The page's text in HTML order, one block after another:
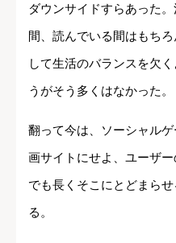
ダウンサイドすらあった
間、読んでいる間はもち
して生活のバランスを欠
うがそう多くはなかった。
翻って今は、ソーシャル
画サイトにせよ、ユーザ
でも長くそこにとどまら
る。